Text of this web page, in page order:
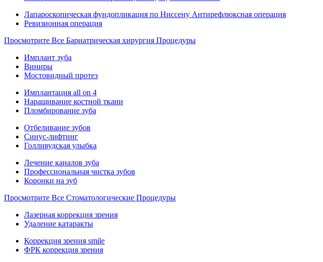
Лапароскопическая фундопликация по Ниссену Антирефлюксная операция
Ревизионная операция
Просмотрите Все Бариатрическая хирургия Процедуры
Имплант зуба
Виниры
Мостовидный протез
Имплантация all on 4
Наращивание костной ткани
Пломбирование зуба
Отбеливание зубов
Синус-лифтинг
Голливудская улыбка
Лечение каналов зуба
Профессиональная чистка зубов
Коронки на зуб
Просмотрите Все Стоматологические Процедуры
Лазерная коррекция зрения
Удаление катаракты
Коррекция зрения smile
ФРК коррекция зрения